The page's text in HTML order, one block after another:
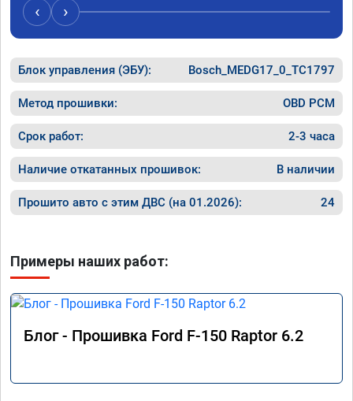
‹ ›
Блок управления (ЭБУ): Bosch_MEDG17_0_TC1797
Метод прошивки: OBD PCM
Срок работ: 2-3 часа
Наличие откатанных прошивок: В наличии
Прошито авто с этим ДВС (на 01.2026): 24
Примеры наших работ:
Блог - Прошивка Ford F-150 Raptor 6.2